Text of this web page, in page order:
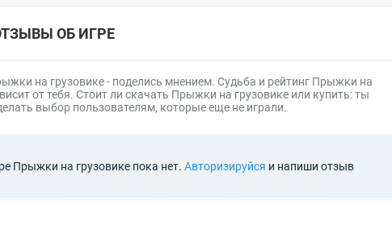
ОБ ИГРЕ
на грузовике - поделись мнением. Судьба и рейтинг Прыжки на
от тебя. Стоит ли скачать Прыжки на грузовике или купить: ты
выбор пользователям, которые еще не играли.
Прыжки на грузовике пока нет. Авторизируйся и напиши отзыв